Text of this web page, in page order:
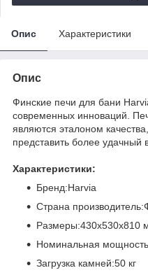
Опис Характеристики
Опис
Финские печи для бани
современных инноваций.
являются эталоном
представить более удачный
Характеристики:
Бренд:Harvia
Страна
Размеры:430х530х810
Номинальная
Загрузка камней:50 кг